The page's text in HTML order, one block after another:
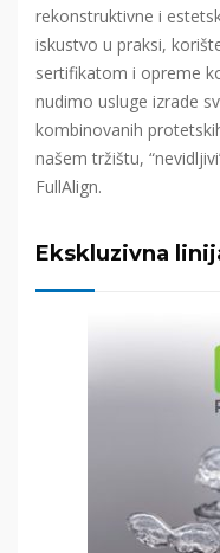
rekonstruktivne i
iskustvo u praksi,
sertifikatom i opreme
nudimo usluge izrade
kombinovanih
našem tržištu,
FullAlign.
Ekskluzivna